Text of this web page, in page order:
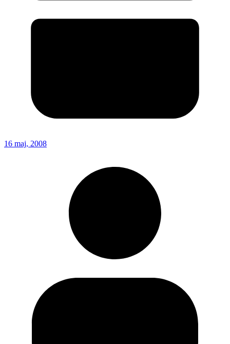
16 maj, 2008